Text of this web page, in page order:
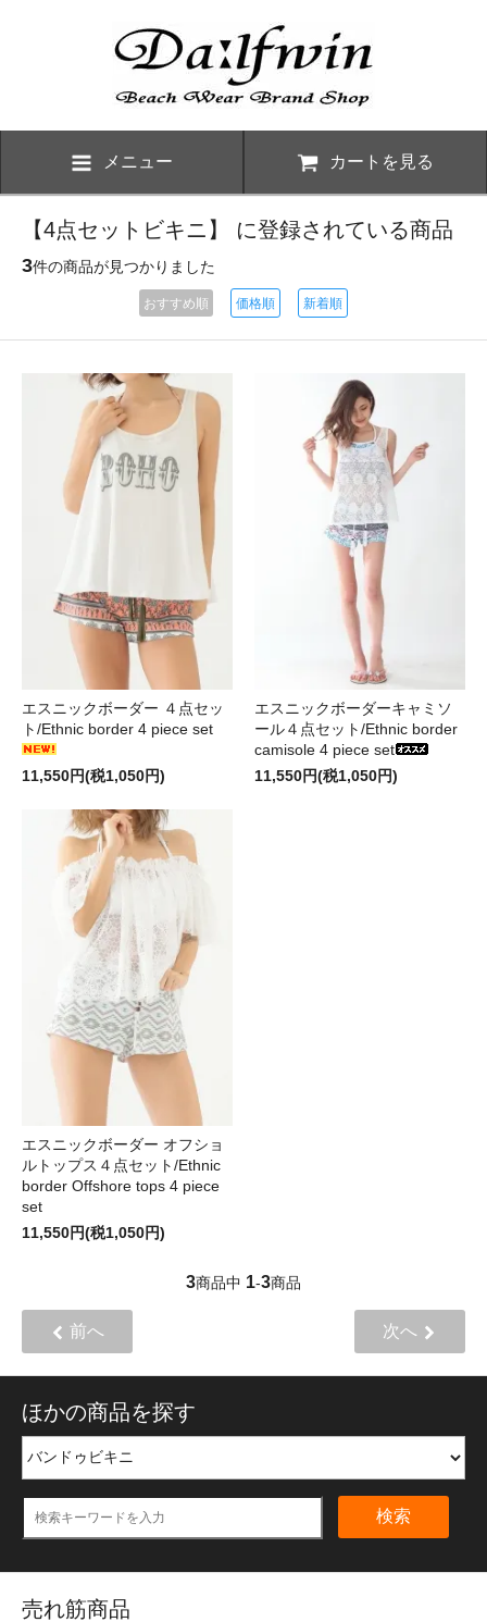
メニュー カートを見る
【4点セットビキニ】 に登録されている商品
3件の商品が見つかりました
おすすめ順 価格順 新着順
エスニックボーダー ４点セッ
ト/Ethnic border 4 piece set
11,550円(税1,050円)
エスニックボーダーキャミソ
ール４点セット/Ethnic border
camisole 4 piece set
11,550円(税1,050円)
エスニックボーダー オフショ
ルトップス４点セット/Ethnic
border Offshore tops 4 piece
set
11,550円(税1,050円)
3商品中 1-3商品
前へ 次へ
ほかの商品を探す
検索
売れ筋商品